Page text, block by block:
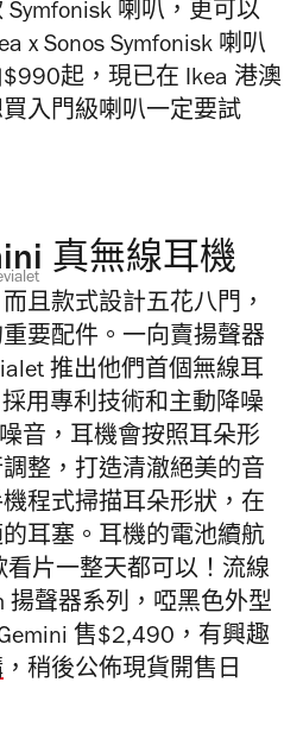
Symfonisk 喇叭，更可以
x Sonos Symfonisk 喇叭
起，現已在 Ikea 港澳
入門級喇叭一定要試
真無線耳機
且款式設計五花八門，
要配件。一向賣揚聲器
推出他們首個無線耳
用專利技術和主動降噪
噪音，耳機會按照耳朵形
整，打造清澈絕美的音
程式掃描耳朵形狀，在
耳塞。耳機的電池續航
片一整天都可以！流線
揚聲器系列，啞黑色外型
售$2,490， 有興趣
，稍後公佈現貨開售日